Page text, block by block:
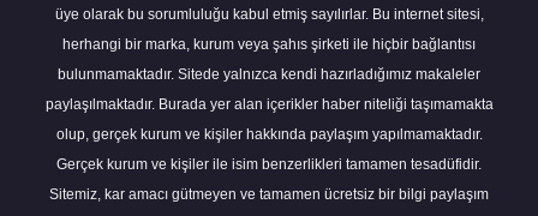
üye olarak bu sorumluluğu kabul etmiş sayılırlar. Bu internet sitesi,
herhangi bir marka, kurum veya şahıs şirketi ile hiçbir bağlantısı
bulunmamaktadır. Sitede yalnızca kendi hazırladığımız makaleler
paylaşılmaktadır. Burada yer alan içerikler haber niteliği taşımamakta
olup, gerçek kurum ve kişiler hakkında paylaşım yapılmamaktadır.
Gerçek kurum ve kişiler ile isim benzerlikleri tamamen tesadüfidir.
Sitemiz, kar amacı gütmeyen ve tamamen ücretsiz bir bilgi paylaşım